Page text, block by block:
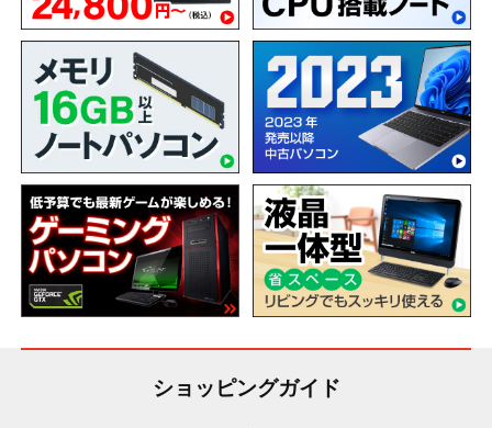
ショッピングガイド